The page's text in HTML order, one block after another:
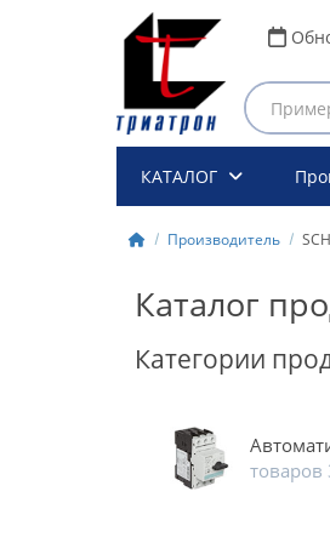
КАТАЛОГ
Производитель
Каталог
Категории
товаров